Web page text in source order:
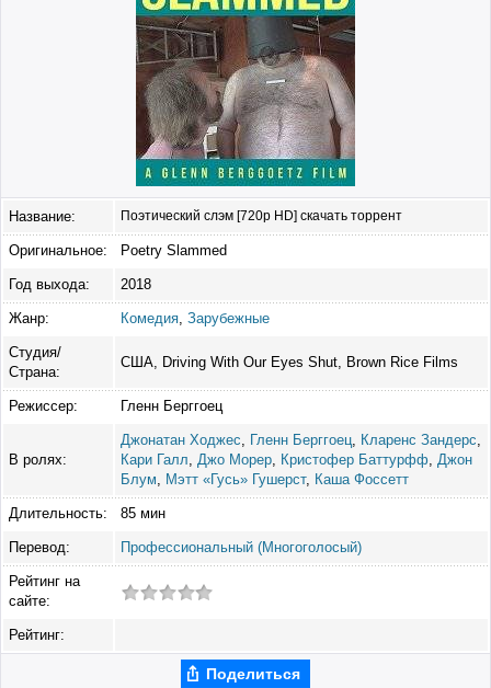
Название: Поэтический слэм [720p HD] скачать торрент
Оригинальное: Poetry Slammed
Год выхода: 2018
Жанр: Комедия Зарубежные
Студия/
Страна:
США, Driving With Our Eyes Shut, Brown Rice Films
Режиссер: Гленн Берггоец
В ролях:
Джонатан Ходжес Гленн Берггоец Кларенс Зандерс
Кари Галл
Джо Морер Кристофер Баттурфф Джон
Блум
Мэтт «Гусь» Гушерст, Каша Фоссетт
Длительность: 85 мин
Перевод: Профессиональный (Многоголосый)
Рейтинг на
сайте:
Рейтинг:
Поделиться